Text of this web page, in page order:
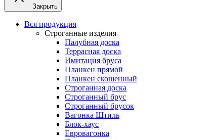
Закрыть
Вся продукция
Строганные изделия
Палубная доска
Террасная доска
Имитация бруса
Планкен прямой
Планкен скошенный
Строганная доска
Строганный брус
Строганный брусок
Вагонка Штиль
Блок-хаус
Евровагонка